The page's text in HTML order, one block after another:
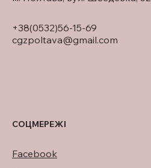
+38(0532)56-15-69
cgzpoltava@gmail.com
СОЦМЕРЕЖІ
Facebook